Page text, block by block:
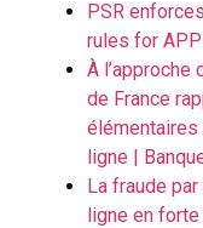
PSR
rules for
À l’approche
de France
ligne |
La fraude
ligne en forte